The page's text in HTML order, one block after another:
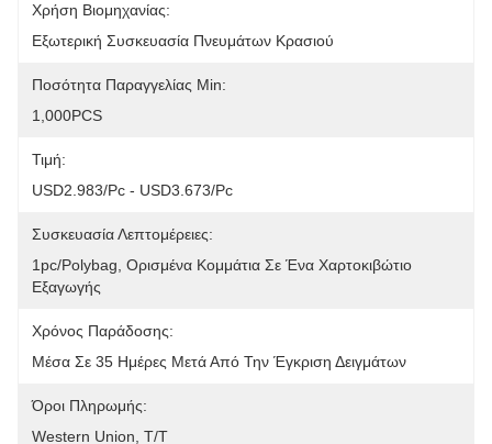
Χρήση Βιομηχανίας:
Εξωτερική Συσκευασία Πνευμάτων Κρασιού
Ποσότητα Παραγγελίας Min:
1,000PCS
Τιμή:
USD2.983/pc - USD3.673/pc
Συσκευασία Λεπτομέρειες:
1pc/polybag, Ορισμένα Κομμάτια Σε Ένα Χαρτοκιβώτιο
Εξαγωγής
Χρόνος Παράδοσης:
Μέσα Σε 35 Ημέρες Μετά Από Την Έγκριση Δειγμάτων
Όροι Πληρωμής:
Western Union, T/T